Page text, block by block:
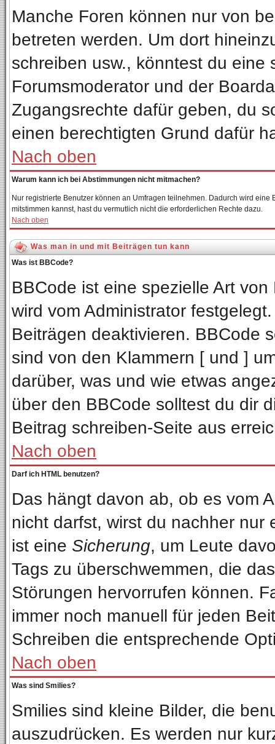
Manche Foren können nur von
betreten werden. Um dort
schreiben usw., könntest du
Forumsmoderator und der
Zugangsrechte dafür geben, du
einen berechtigten Grund dafür
Nach oben
Warum kann ich bei Abstimmungen nicht mitmachen?
Nur registrierte Benutzer können an Umfragen teilnehmen. Dadurch wird
mitstimmen kannst, hast du vermutlich nicht die erforderlichen Rechte dazu.
Nach oben
Was man in und mit Beiträgen tun kann
Was ist BBCode?
BBCode ist eine spezielle Art
wird vom Administrator
Beiträgen deaktivieren. BBCode
sind von den Klammern [ und ]
darüber, was und wie etwas
über den BBCode solltest du dir
Beitrag schreiben-Seite aus
Nach oben
Darf ich HTML benutzen?
Das hängt davon ab, ob es vom
nicht darfst, wirst du nachher nur
ist eine Sicherung, um Leute
Tags zu überschwemmen, die
Störungen hervorrufen können.
immer noch manuell für jeden
Schreiben die entsprechende
Nach oben
Was sind Smilies?
Smilies sind kleine Bilder, die
auszudrücken. Es werden nur